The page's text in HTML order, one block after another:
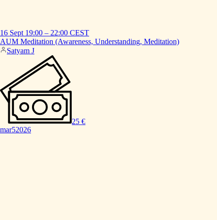
16 Sept 19:00 – 22:00 CEST
AUM Meditation (Awareness, Understanding, Meditation)
Satyam J
25 €
mar52026